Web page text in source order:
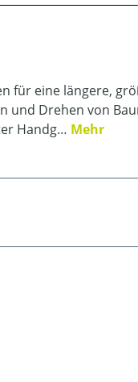
für eine längere,
und Drehen von
Handg… Mehr